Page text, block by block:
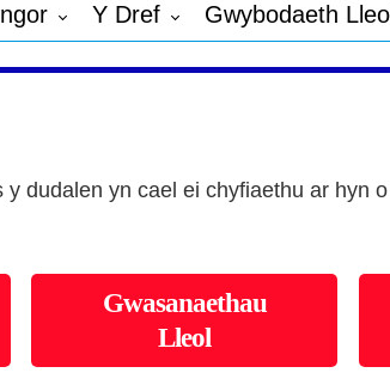
Y Dref Gwybodaeth Lleol
dudalen yn cael ei chyfiaethu ar hyn
Gwasanaethau
Lleol